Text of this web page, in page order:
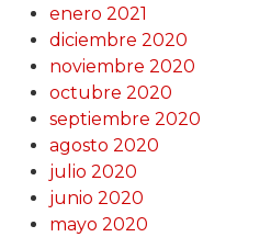
enero 2021
diciembre 2020
noviembre 2020
octubre 2020
septiembre 2020
agosto 2020
julio 2020
junio 2020
mayo 2020